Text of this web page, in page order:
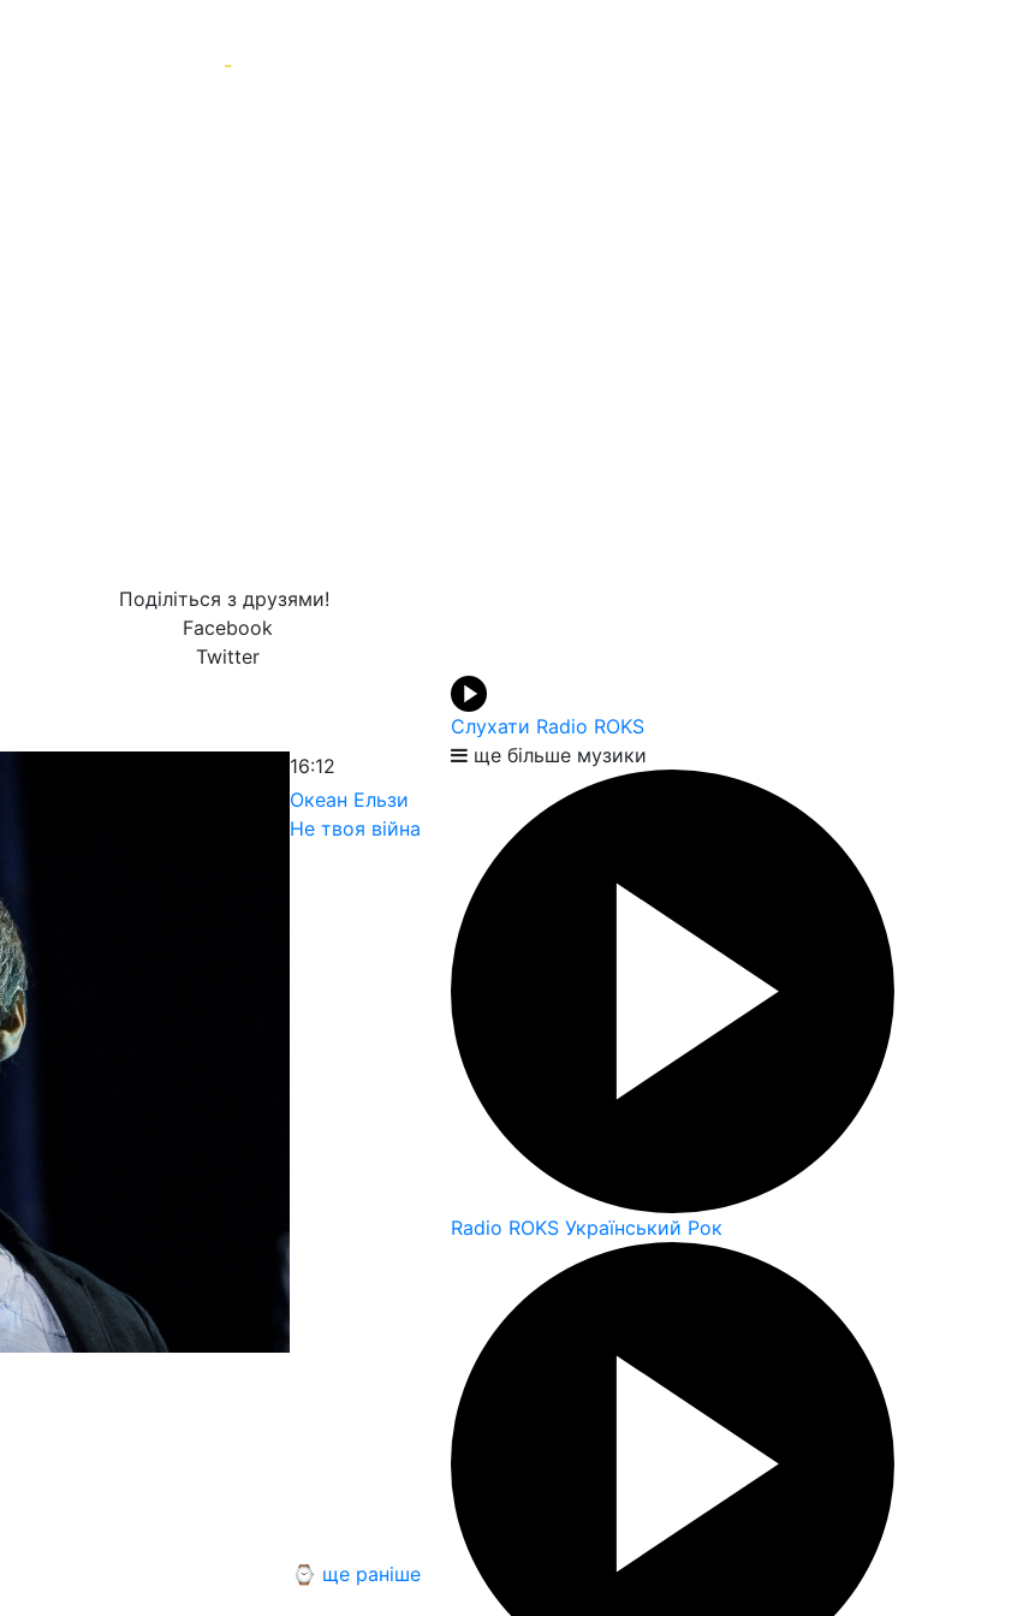
-
Поділіться з друзями!
Facebook
Twitter
16:12
Океан Ельзи
Не твоя війна
⌚ ще раніше
Слухати Radio ROKS
ще більше музики
Radio ROKS Український Рок